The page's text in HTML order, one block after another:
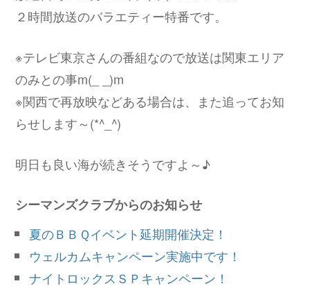
２時間放送のバラエティー特番です。
※テレビ東京さんの番組なので放送は関東エリア
のみとの事m(_ _)m
※関西で再放映などある場合は、また追ってお知
らせします～(*^_^)ゞ
明日も良い海が続きそうですよ～♪
シーマンズクラブからのお知らせ
夏のＢＢＱイベント延期開催決定！
ウェルカムキャンペーン実施中です！
ナイトロックスＳＰキャンペーン！